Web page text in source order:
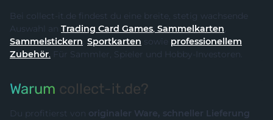
Bei collect-it.de findest du eine breite, stetig wachsende
Auswahl an
Trading Card Games, Sammelkarten,
Sammelstickern, Sportkarten sowie professionellem
Zubehör. Für Sammler, Spieler und Hobby-Investoren.
Warum collect-it.de?
Du profitierst von originaler Ware, schneller Lieferung